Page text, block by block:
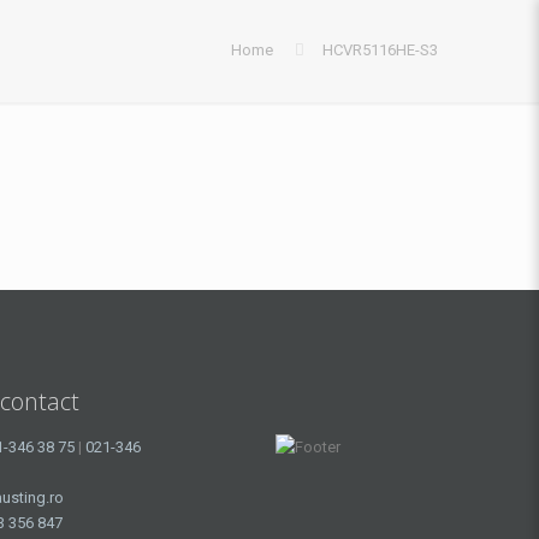
Home HCVR5116HE-S3
346 38 75 | 021-346
356 847